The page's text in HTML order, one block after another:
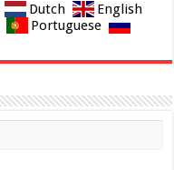
Dutch
English
Portuguese